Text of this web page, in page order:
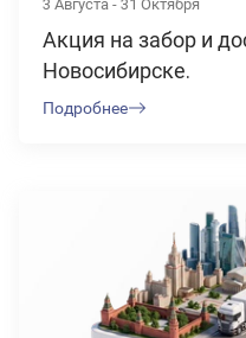
3 Августа - 31 Октября
Акция на забор и
Новосибирске.
Подробнее